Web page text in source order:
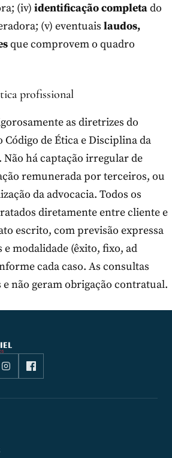
(iv) identificação completado
(v) eventuais laudos,
que comprovem o quadro
profissional
as diretrizes do
Código de Ética e Disciplina da
há captação irregular de
remunerada por terceiros, ou
da advocacia. Todos os
diretamente entre cliente e
escrito, com previsão expressa
e modalidade (êxito, fixo, ad
cada caso. As consultas
não geram obrigação contratual.